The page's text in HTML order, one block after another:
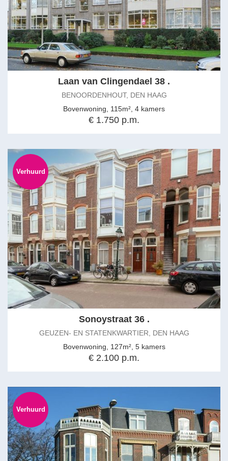
Laan van Clingendael 38 .
BENOORDENHOUT, DEN HAAG
Bovenwoning, 115m², 4 kamers
€ 1.750 p.m.
Verhuurd
Sonoystraat 36 .
GEUZEN- EN STATENKWARTIER, DEN HAAG
Bovenwoning, 127m², 5 kamers
€ 2.100 p.m.
Verhuurd